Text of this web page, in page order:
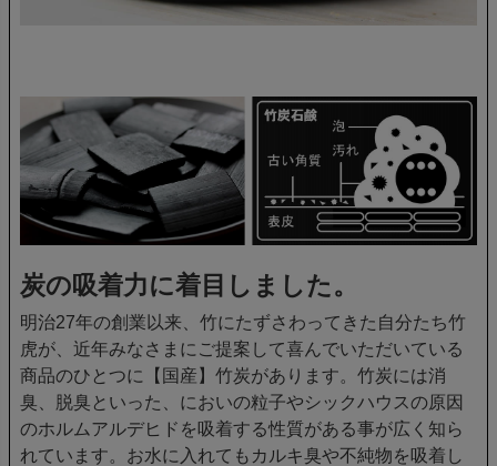
炭の吸着力に着目しました。
明治27年の創業以来、竹にたずさわってきた自分たち竹
虎が、近年みなさまにご提案して喜んでいただいている
商品のひとつに【国産】竹炭があります。竹炭には消
臭、脱臭といった、においの粒子やシックハウスの原因
のホルムアルデヒドを吸着する性質がある事が広く知ら
れています。お水に入れてもカルキ臭や不純物を吸着し